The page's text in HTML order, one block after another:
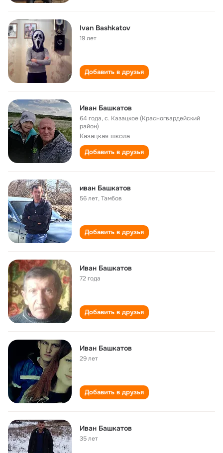
Ivan Bashkatov
19 лет
Добавить в друзья
Иван Башкатов
64 года,с. Казацкое (Красногвардейский
район)
Казацкая школа
Добавить в друзья
иван Башкатов
56 лет,Тамбов
Добавить в друзья
Иван Башкатов
72 года
Добавить в друзья
Иван Башкатов
29 лет
Добавить в друзья
Иван Башкатов
35 лет